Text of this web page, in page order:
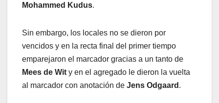
Mohammed Kudus.
Sin embargo, los locales no se dieron por
vencidos y en la recta final del primer tiempo
emparejaron el marcador gracias a un tanto de
Mees de Wit y en el agregado le dieron la vuelta
al marcador con anotación de Jens Odgaard .